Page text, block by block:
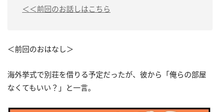
＜＜前回のお話しはこちら
＜前回のおはなし＞
海外挙式で別荘を借りる予定だったが、彼から「俺らの部屋
なくてもいい？」と一言。